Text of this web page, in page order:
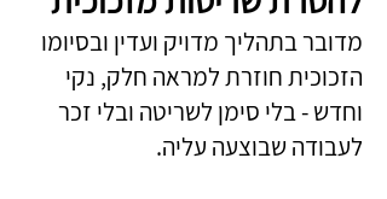
מדובר בתהליך מדויק ועדין ובסיומו
הזכוכית חוזרת למראה חלק, נקי
וחדש - בלי סימן לשריטה ובלי זכר
לעבודה שבוצעה עליה.